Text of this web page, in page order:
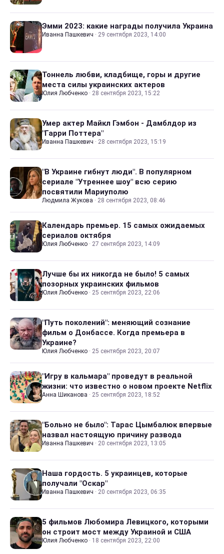
Эмми 2023: какие награды получила Украина
Иванна Пашкевич · 29 сентября 2023, 14:00
Тоннель любви, кладбище, горы и другие
места силы украинских актеров
Юлия Любченко · 28 сентября 2023, 15:22
Умер актер Майкл Гэмбон - Дамблдор из
"Гарри Поттера"
Иванна Пашкевич · 28 сентября 2023, 15:19
"В Украине гибнут люди". В популярном
сериале "Утреннее шоу" всю серию
посвятили Мариуполю
Людмила Жукова · 28 сентября 2023, 08:46
Календарь премьер. 15 самых ожидаемых
сериалов октября
Юлия Любченко · 27 сентября 2023, 14:09
Лучше бы их никогда не было! 5 самых
позорных украинских фильмов
Юлия Любченко · 25 сентября 2023, 22:06
"Путь поколений": меняющий сознание
фильм о Донбассе. Когда премьера в
Украине?
Юлия Любченко · 25 сентября 2023, 20:07
"Игру в кальмара" проведут в реальной
жизни: что известно о новом проекте Netflix
Анна Шиканова · 25 сентября 2023, 18:52
"Больно не было": Тарас Цымбалюк впервые
назвал настоящую причину развода
Иванна Пашкевич · 20 сентября 2023, 13:05
Наша гордость. 5 украинцев, которые
получали "Оскар"
Иванна Пашкевич · 20 сентября 2023, 06:35
5 фильмов Любомира Левицкого, которыми
он строит мост между Украиной и США
Юлия Любченко · 18 сентября 2023, 22:00